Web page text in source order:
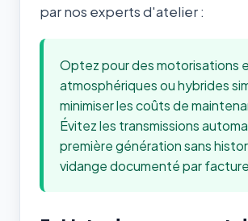
par nos experts d'atelier :
Optez pour des motorisations
atmosphériques ou hybrides
minimiser les coûts de
Évitez les transmissions
première génération sans
vidange documenté par